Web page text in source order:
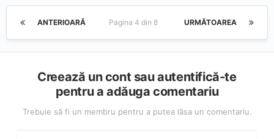
ANTERIOARĂ URMĂTOAREA
Pagina 4 din 8
Creează un cont sau autentifică-te
pentru a adăuga comentariu
Trebuie să fi un membru pentru a putea lăsa un comentariu.